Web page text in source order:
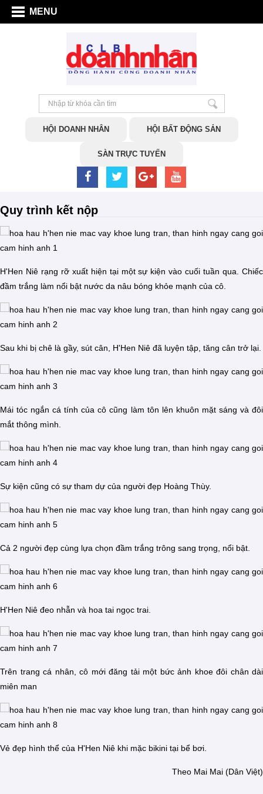
MENU
HỘI DOANH NHÂN HỘI BẤT ĐỘNG SẢN
SÀN TRỰC TUYẾN
Quy trình kết nộp
H'Hen Niê rạng rỡ xuất hiện tại một sự kiện vào cuối tuần qua. Chiếc
đầm trắng làm nổi bật nước da nâu bóng khỏe mạnh của cô.
Sau khi bị chê là gầy, sút cân, H'Hen Niê đã luyện tập, tăng cân trở lại.
Mái tóc ngắn cá tính của cô cũng làm tôn lên khuôn mặt sáng và đôi
mắt thông mình.
Sự kiện cũng có sự tham dự của người đẹp Hoàng Thùy.
Cả 2 người đẹp cùng lựa chọn đầm trắng trông sang trọng, nổi bật.
H'Hen Niê đeo nhẫn và hoa tai ngọc trai.
Trên trang cá nhân, cô mới đăng tải một bức ảnh khoe đôi chân dài
miên man
Vẻ đẹp hình thể của H'Hen Niê khi mặc bikini tại bể bơi.
Theo Mai Mai (Dân Việt)